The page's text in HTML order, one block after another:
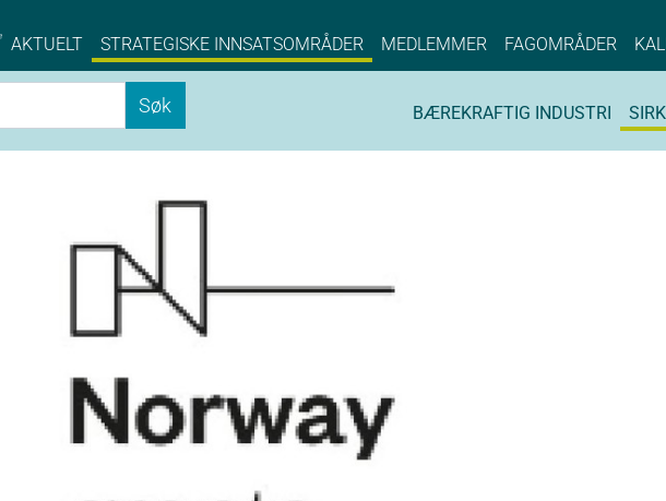
Eyde-Cluster | NCE EYDE, Norwegian Center of Expertise,
AKTUELT STRATEGISKE INNSATSOMRÅDER MEDLEMMER FAGOMRÅDER
Søk BÆREKRAFTIG INDUSTRI